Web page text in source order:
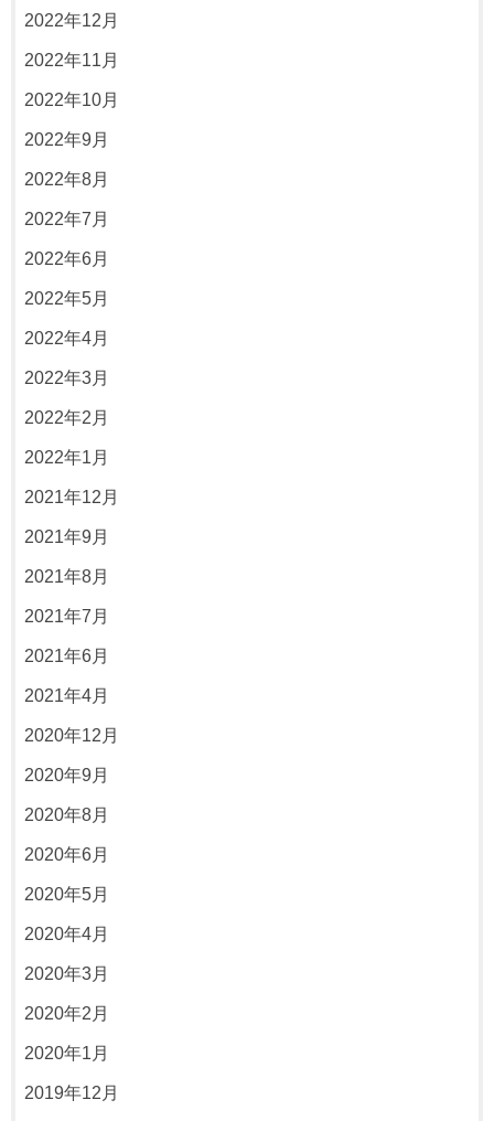
2022年12月
2022年11月
2022年10月
2022年9月
2022年8月
2022年7月
2022年6月
2022年5月
2022年4月
2022年3月
2022年2月
2022年1月
2021年12月
2021年9月
2021年8月
2021年7月
2021年6月
2021年4月
2020年12月
2020年9月
2020年8月
2020年6月
2020年5月
2020年4月
2020年3月
2020年2月
2020年1月
2019年12月